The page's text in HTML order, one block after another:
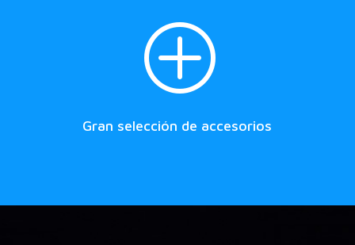
P
Gran selección de accesorios